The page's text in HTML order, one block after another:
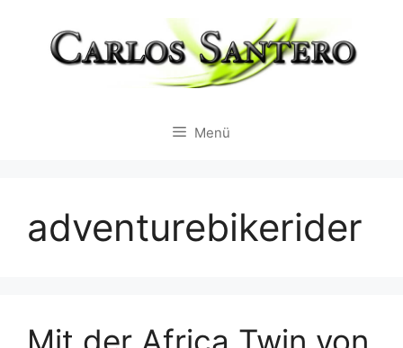
springen
Menü
adventurebikerider
Mit der Africa Twin von